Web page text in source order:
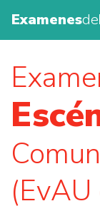
Examenesde